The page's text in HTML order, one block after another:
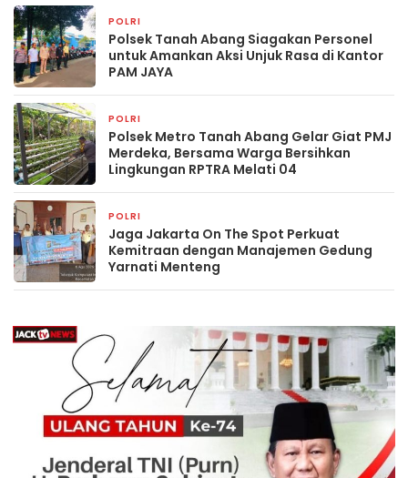
POLRI
Polsek Tanah Abang Siagakan Personel
untuk Amankan Aksi Unjuk Rasa di Kantor
PAM JAYA
POLRI
Polsek Metro Tanah Abang Gelar Giat PMJ
Merdeka, Bersama Warga Bersihkan
Lingkungan RPTRA Melati 04
POLRI
Jaga Jakarta On The Spot Perkuat
Kemitraan dengan Manajemen Gedung
Yarnati Menteng